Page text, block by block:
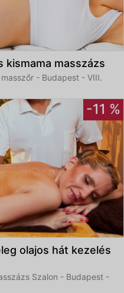
kismama masszázs
- Budapest - VIII.
-11 %
olajos hát kezelés
Szalon - Budapest -